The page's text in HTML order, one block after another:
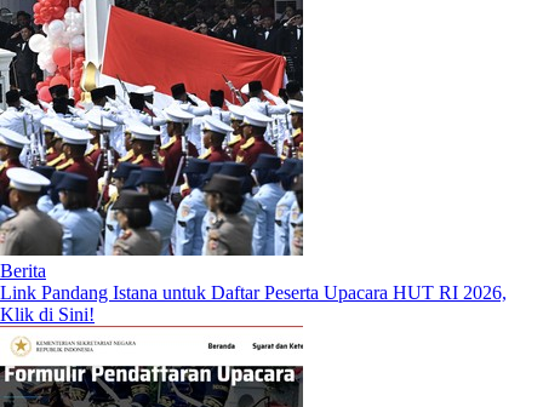
Berita
Link Pandang Istana untuk Daftar Peserta Upacara HUT RI 2026,
Klik di Sini!